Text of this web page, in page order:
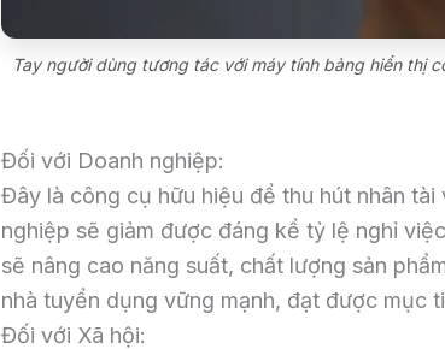
Tay người dùng tương tác với máy tính bảng hiển thị
Đối với Doanh nghiệp:
Đây là công cụ hữu hiệu để thu hút nhân
nghiệp sẽ giảm được đáng kể tỷ lệ nghỉ
sẽ nâng cao năng suất, chất lượng sản
nhà tuyển dụng vững mạnh, đạt được mục
Đối với Xã hội: